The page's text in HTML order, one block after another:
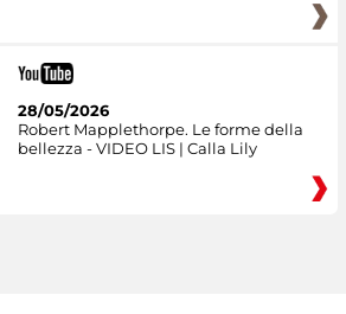
28/05/2026
Robert Mapplethorpe. Le forme della
bellezza - VIDEO LIS | Calla Lily